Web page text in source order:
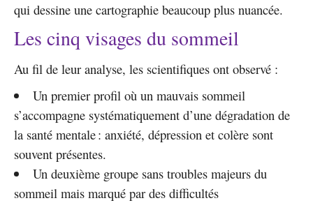
qui dessine une cartographie beaucoup plus nuancée.
Les cinq visages du sommeil
Au fil de leur analyse, les scientifiques ont observé :
Un premier profil où un mauvais sommeil
s’accompagne systématiquement d’une dégradation de
la santé mentale : anxiété, dépression et colère sont
souvent présentes.
Un deuxième groupe sans troubles majeurs du
sommeil mais marqué par des difficultés